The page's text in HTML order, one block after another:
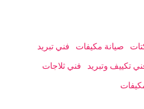
صيانة مكيفات
فني تبريد
تكييف وتبريد
فني ثلاجات